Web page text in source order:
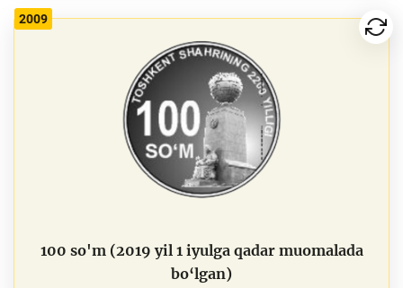
100 so'm (2019 yil 1 iyulga qadar muomalada
bo‘lgan)
2009